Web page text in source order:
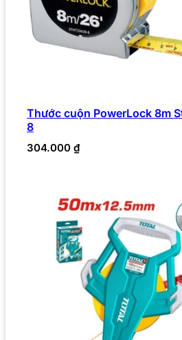
Thước cuộn PowerLock 8m
8
304.000 ₫